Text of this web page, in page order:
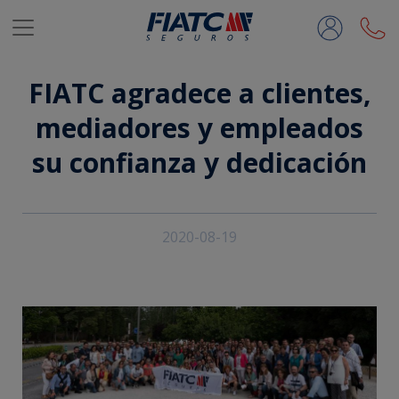
Saltar al contenido principal
FIATC agradece a clientes,
mediadores y empleados
su confianza y dedicación
2020-08-19